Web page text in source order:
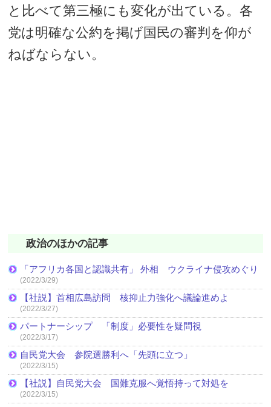
と比べて第三極にも変化が出ている。各
党は明確な公約を掲げ国民の審判を仰が
ねばならない。
政治のほかの記事
「アフリカ各国と認識共有」 外相 ウクライナ侵攻めぐり
(2022/3/29)
【社説】首相広島訪問 核抑止力強化へ議論進めよ
(2022/3/27)
パートナーシップ 「制度」必要性を疑問視
(2022/3/17)
自民党大会 参院選勝利へ「先頭に立つ」
(2022/3/15)
【社説】自民党大会 国難克服へ覚悟持って対処を
(2022/3/15)